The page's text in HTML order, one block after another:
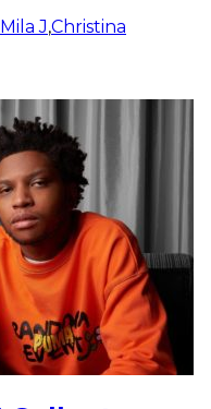
Mila J,Christina